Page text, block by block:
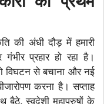
की अंधी दौड़ में हमारी
प्रहार हो रहा है।
विघटन से बचाना और नई
करना है। सप्ताह
बैठे, स्वदेशी महापुरुषों के